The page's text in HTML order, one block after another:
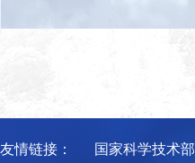
友情链接： 国家科学技术部